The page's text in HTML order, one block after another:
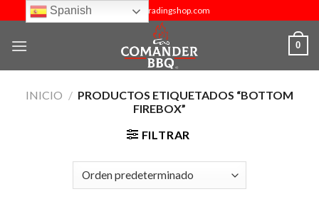
content
info@budtradingshop.com
0
INICIO / PRODUCTOS ETIQUETADOS “BOTTOM
FIREBOX”
FILTRAR
Spanish